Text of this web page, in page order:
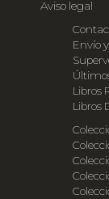
Aviso legal
Envío
Libros
Libros